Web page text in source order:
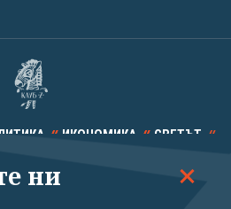
ИКОНОМИКА СВЕТЪТ
ТЕХНОЛОГИИ КАЛЕЙДОСКОП
ни